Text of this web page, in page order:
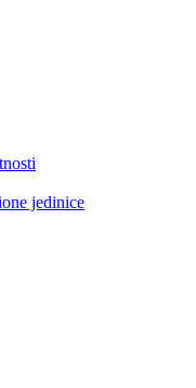
jedinice